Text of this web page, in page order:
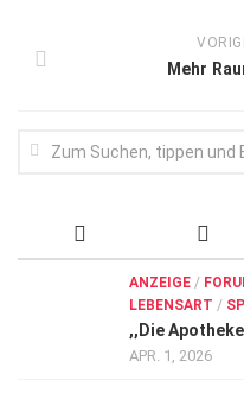
Mehr
ANZEIGE /
LEBENSART /
,,Die
APR. 1, 2026